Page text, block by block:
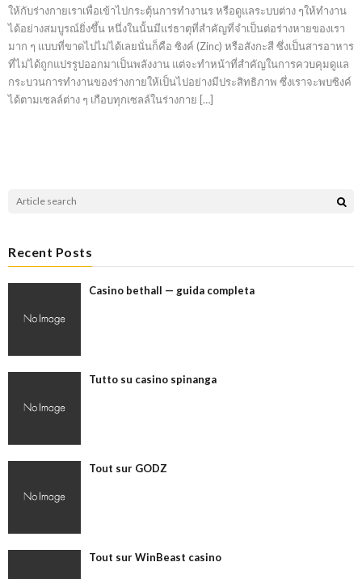
ให้กับร่างกายเราเพื่อเข้าไปกระตุ้นการทำงานร หรือดูแลระบบต่าง ๆให้ทำงาน
ได้อย่างสมบูรณ์ยิ่งขึ้น หนึ่งในนั้นมีแร่ธาตุที่สำคัญที่จำเป็นต่อร่างหายของเรา
มาก ๆ แบบที่ขาดไปไม่ได้เลยนั่นก็คือ ซิงค์ (Zinc) หรือสังกะสี ซึ่งเป็นสารอาหาร
ที่ไม่ได้ถูกแปรรูปออกมาเป็นพลังงาน แต่จะทำหน้าที่สำคัญในการควบคุมดูแล
กระบวนการทำงานของร่างกายให้เป็นไปอย่างมีประสิทธิภาพ ซึ่งเราจะพบซิงค์
ได้ตามเซลล์ต่าง ๆ เกือบทุกเซลล์ในร่างกาย […]
Recent Posts
Casino bethall — guida completa
Tutto su casino spinanga
Tout sur GODZ
Tout sur WinBeast casino